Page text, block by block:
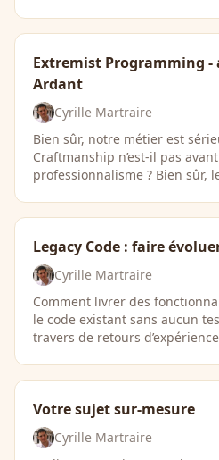
Extremist Programming -
Ardant
Cyrille Martraire
Bien sûr, notre métier est
Craftmanship n’est-il pas
professionnalisme ? Bien sûr,
Legacy Code : faire
Cyrille Martraire
Comment livrer des
le code existant sans aucun
travers de retours
Votre sujet sur-mesure
Cyrille Martraire